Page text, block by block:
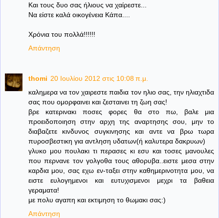
Και τους δυο σας ήλιους να χαίρεστε...
Να είστε καλά οικογένεια Κάπα....
Χρόνια του πολλά!!!!!!
Απάντηση
thomi 20 Ιουλίου 2012 στις 10:08 π.μ.
καλημερα να τον χαιρεστε παιδια τον ηλιο σας, την ηλιαχτιδα
σας που ομορφαινει και ζεσταινει τη ζωη σας!
βρε κατερινακι ποσες φορες θα στο πω, βαλε μια
προειδοποιηση στην αρχη της αναρτησης σου, μην το
διαβαζετε κινδυνος συγκινησης και αντε να βρω τωρα
πυροσβεστικη για αντληση υδατων(ή καλυτερα δακρυων)
γλυκο μου πουλακι τι περασες κι εσυ και τοσες μανουλες
που περνανε τον γολγοθα τους αθορυβα..ειστε μεσα στην
καρδια μου, σας εχω εν-ταξει στην καθημερινοτητα μου, να
ειστε ευλογημενοι και ευτυχισμενοι μεχρι τα βαθεια
γεραματα!
με πολυ αγαπη και εκτιμηση το θωμακι σας:)
Απάντηση